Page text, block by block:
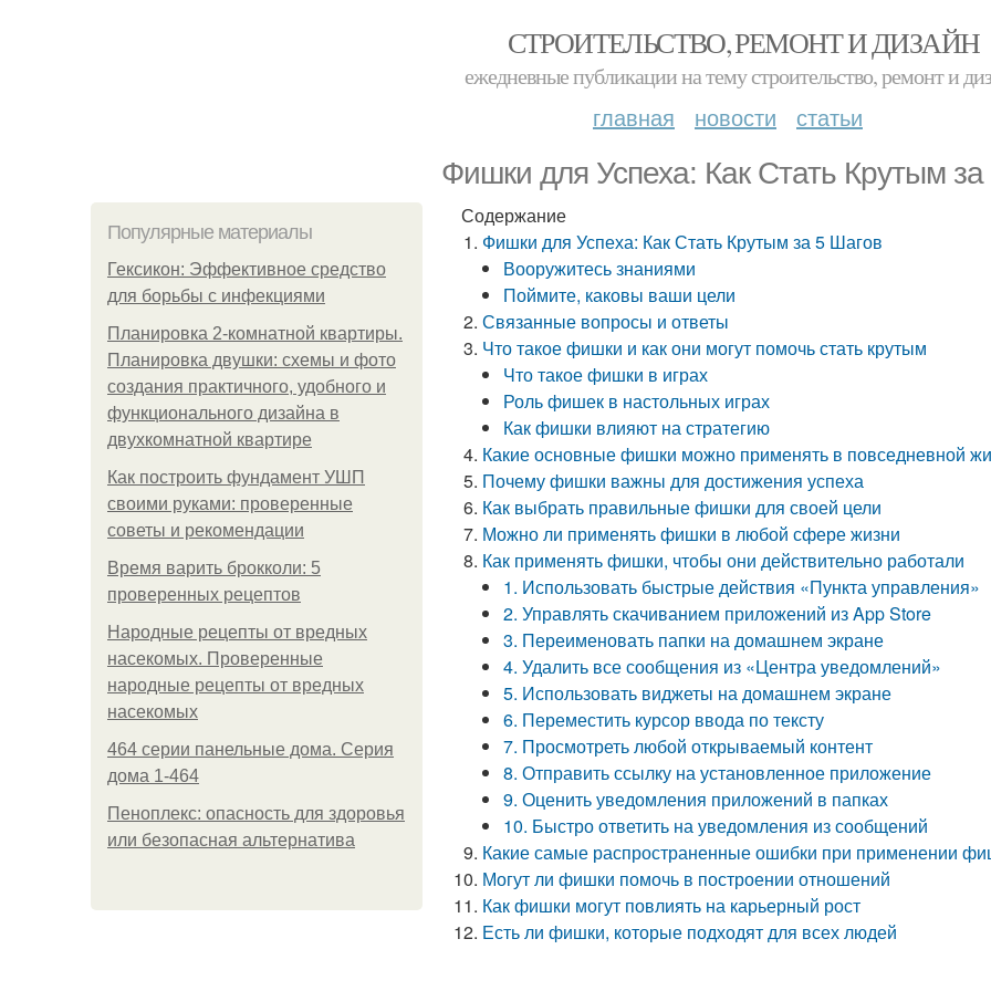
СТРОИТЕЛЬСТВО, РЕМОНТ И ДИЗАЙН
ежедневные публикации на тему строительство, ремонт и
главная новости статьи
Фишки для Успеха: Как Стать Крутым
Популярные материалы
Гексикон: Эффективное средство
для борьбы с инфекциями
Планировка 2-комнатной квартиры.
Планировка двушки: схемы и фото
создания практичного, удобного и
функционального дизайна в
двухкомнатной квартире
Как построить фундамент УШП
своими руками: проверенные
советы и рекомендации
Время варить брокколи: 5
проверенных рецептов
Народные рецепты от вредных
насекомых. Проверенные
народные рецепты от вредных
насекомых
464 серии панельные дома. Серия
дома 1-464
Пеноплекс: опасность для здоровья
или безопасная альтернатива
Содержание
Фишки для Успеха: Как Стать Крутым за 5 Шагов
Вооружитесь знаниями
Поймите, каковы ваши цели
Связанные вопросы и ответы
Что такое фишки и как они могут помочь стать крутым
Что такое фишки в играх
Роль фишек в настольных играх
Как фишки влияют на стратегию
Какие основные фишки можно применять в повседневной
Почему фишки важны для достижения успеха
Как выбрать правильные фишки для своей цели
Можно ли применять фишки в любой сфере жизни
Как применять фишки, чтобы они действительно работали
1. Использовать быстрые действия «Пункта управления»
2. Управлять скачиванием приложений из App Store
3. Переименовать папки на домашнем экране
4. Удалить все сообщения из «Центра уведомлений»
5. Использовать виджеты на домашнем экране
6. Переместить курсор ввода по тексту
7. Просмотреть любой открываемый контент
8. Отправить ссылку на установленное приложение
9. Оценить уведомления приложений в папках
10. Быстро ответить на уведомления из сообщений
Какие самые распространенные ошибки при применении
Могут ли фишки помочь в построении отношений
Как фишки могут повлиять на карьерный рост
Есть ли фишки, которые подходят для всех людей